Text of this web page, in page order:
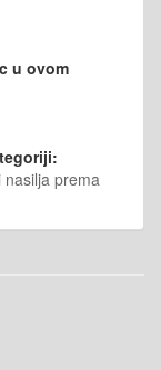
u ovom
prema